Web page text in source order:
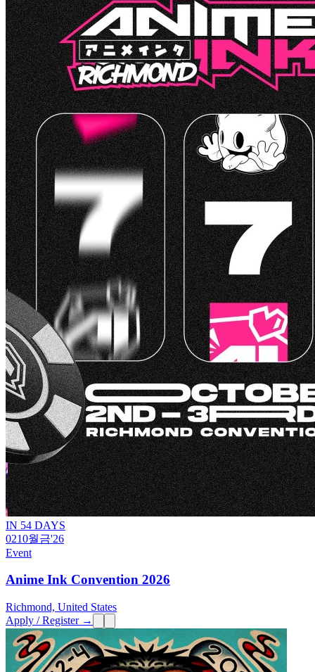
IN 54 DAYS
0210월금'26
Event
Anime Ink Convention 2026
Richmond, United States
Apply / Register →